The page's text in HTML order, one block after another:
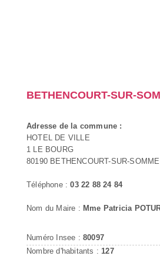
BETHENCOURT-SUR-
Adresse de la commune :
HOTEL DE VILLE
1 LE BOURG
80190 BETHENCOURT-SUR-SOMME
Téléphone :03 22 88 24 84
Nom du Maire : Mme Patricia
Numéro Insee : 80097
Nombre d'habitants : 127